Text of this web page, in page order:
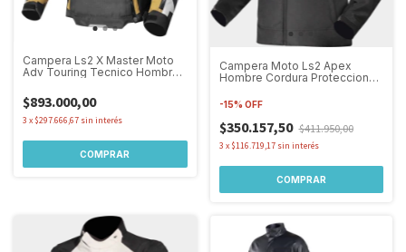
Campera Ls2 X Master Moto
Adv Touring Tecnico Hombre
$893.000,00
3 x $297.666,67 sin interés
COMPRAR
Campera Moto Ls2 Apex
Hombre Cordura Protecciones
-15% OFF
$350.157,50 $411.950,00
3 x $116.719,17 sin interés
COMPRAR